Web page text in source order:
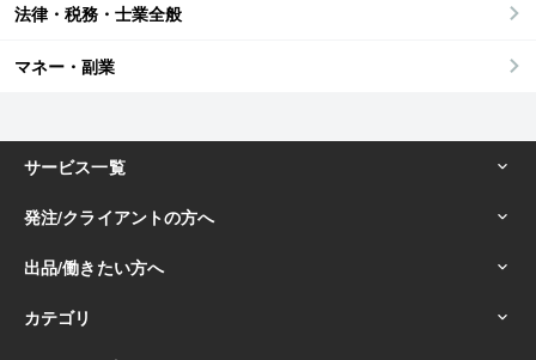
法律・税務・士業全般
マネー・副業